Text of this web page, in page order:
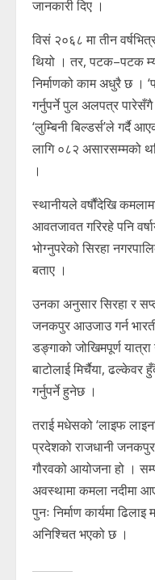
जानकारी दिए ।
विसं २०६८ मा तीन
थियो । तर, पटक–पटक
निर्माणको काम अधुरै छ ।
गर्नुपर्ने पुल अलपत्र
‘लुम्बिनी बिल्डर्स’ले गर्दै
लागि ०८२ असारसम्मको
।
स्थानीयले वर्षौंदेखि
आवतजावत गरिरहे पनि
भोग्नुपरेको सिरहा
बताए ।
उनका अनुसार सिरहा र
जनकपुर आउजाउ गर्न
डङ्गाको जोखिमपूर्ण
बाटोलाई मिर्चैया, ढल्केवर
गर्नुपर्ने हुनेछ ।
तराई मधेसको ‘लाइफ
प्रदेशको राजधानी
गौरवको आयोजना हो ।
अवस्थामा कमला नदीमा
पुनः निर्माण कार्यमा
अनिश्चित भएको छ ।